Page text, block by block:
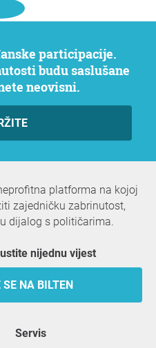
budu saslušane
neovisni.
platforma na kojoj
zajedničku zabrinutost,
dijalog s političarima.
nijednu vijest
NA BILTEN
servis